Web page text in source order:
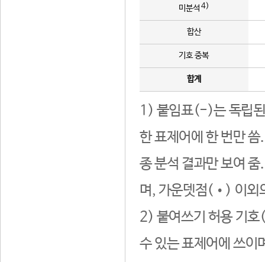
미분석 4)
합산
기호 중복
합계
1) 붙임표(-)는 독립된
한 표제어에 한 번만
종 분석 결과만 보여
며, 가운뎃점(•) 이외
2) 붙여쓰기 허용 기호
수 있는 표제어에 쓰이